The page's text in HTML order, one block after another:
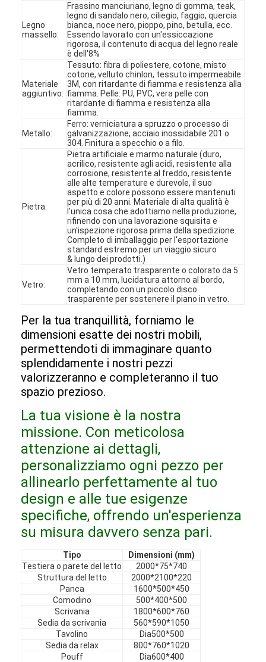
Casa
Video
Spettacolo VR
Visita alla fabbrica
Controllo Qualità
Contattaci
Notizie
Casi
Domande frequenti
Ora chiacchieri
Mobili in hotel
Arredamento per ville
Arredamento per appartamenti
Arredamento per club commerciali
Mobili per sala da pranzo
Mobili per ufficio
Arredamento fisso
Mobile imbottito
Legno
massello:
Frassino manciuriano, legno di gomma, teak,
legno di sandalo nero, ciliegio, faggio, quercia
bianca, noce nero, pioppo, pino, betulla, ecc.
Essendo lavorato con un'essiccazione
rigorosa, il contenuto di acqua del legno reale
è dell'8%
Materiale
aggiuntivo:
Tessuto: fibra di poliestere, cotone, misto
cotone, velluto chinlon, tessuto impermeabile
3M, con ritardante di fiamma e resistenza alla
fiamma. Pelle: PU, PVC, vera pelle con
ritardante di fiamma e resistenza alla
fiamma.
Metallo:
Ferro: verniciatura a spruzzo o processo di
galvanizzazione, acciaio inossidabile 201 o
304. Finitura a specchio o a filo.
Pietra:
Pietra artificiale e marmo naturale (duro,
acrilico, resistente agli acidi, resistente alla
corrosione, resistente al freddo, resistente
alle alte temperature e durevole, il suo
aspetto e colore possono essere mantenuti
per più di 20 anni. Materiale di alta qualità è
l'unica cosa che adottiamo nella produzione,
rifinendo con una lavorazione squisita e
un'ispezione rigorosa prima della spedizione.
Completo di imballaggio per l'esportazione
standard estremo per un viaggio sicuro
& lungo dei prodotti.)
Vetro:
Vetro temperato trasparente o colorato da 5
mm a 10 mm, lucidatura attorno al bordo,
completando con un piccolo disco
trasparente per sostenere il piano in vetro.
Per la tua tranquillità, forniamo le
dimensioni esatte dei nostri mobili,
permettendoti di immaginare quanto
splendidamente i nostri pezzi
valorizzeranno e completeranno il tuo
spazio prezioso.
La tua visione è la nostra
missione. Con meticolosa
attenzione ai dettagli,
personalizziamo ogni pezzo per
allinearlo perfettamente al tuo
design e alle tue esigenze
specifiche, offrendo un'esperienza
su misura davvero senza pari.
Tipo
Dimensioni (mm)
Testiera o parete del letto
2000*75*740
Struttura del letto
2000*2100*220
Panca
1600*500*450
Comodino
500*400*500
Scrivania
1800*600*760
Sedia da scrivania
560*590*1050
Tavolino
Dia500*500
Sedia da relax
800*760*1020
Pouff
Dia600*400